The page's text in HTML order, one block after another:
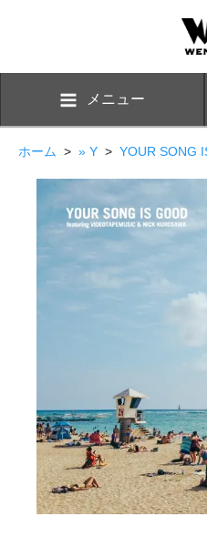
メニュー
ホーム > » Y > YOUR SONG